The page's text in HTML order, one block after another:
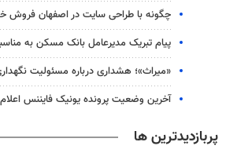
چگونه با طراحی سایت در اصفهان فروش
پیام تبریک مدیرعامل بانک مسکن به
«میراث»؛ هشداری درباره مسئولیت
آخرین وضعیت پرونده یونیک فایننس
پربازدیدترین ها